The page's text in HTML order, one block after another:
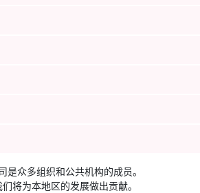
是众多组织和公共机构的成员。
将为本地区的发展做出贡献。